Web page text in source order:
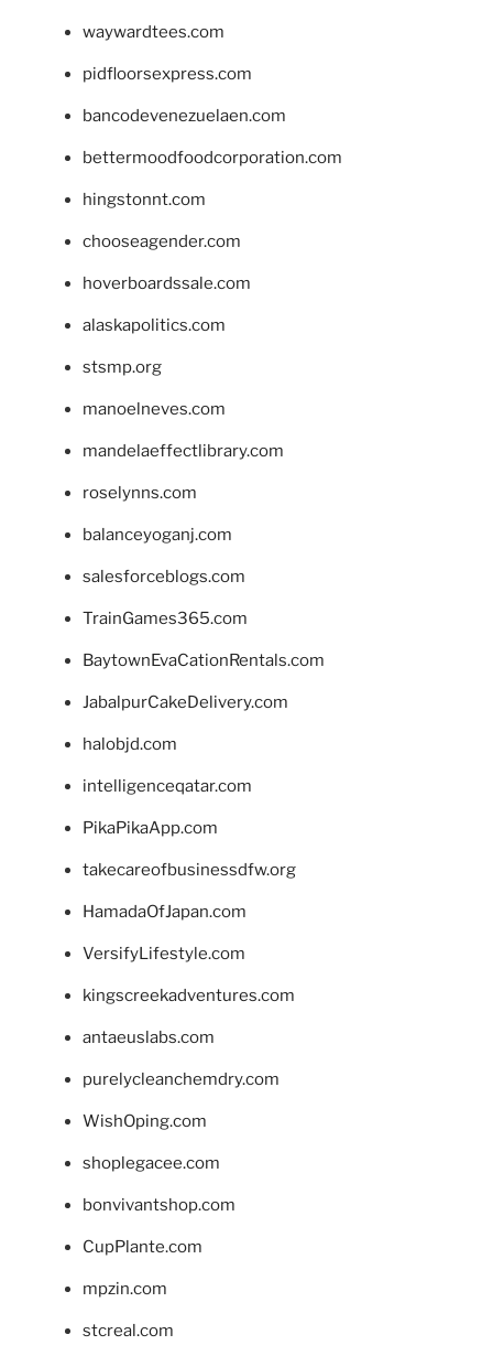
waywardtees.com
pidfloorsexpress.com
bancodevenezuelaen.com
bettermoodfoodcorporation.com
hingstonnt.com
chooseagender.com
hoverboardssale.com
alaskapolitics.com
stsmp.org
manoelneves.com
mandelaeffectlibrary.com
roselynns.com
balanceyoganj.com
salesforceblogs.com
TrainGames365.com
BaytownEvaCationRentals.com
JabalpurCakeDelivery.com
halobjd.com
intelligenceqatar.com
PikaPikaApp.com
takecareofbusinessdfw.org
HamadaOfJapan.com
VersifyLifestyle.com
kingscreekadventures.com
antaeuslabs.com
purelycleanchemdry.com
WishOping.com
shoplegacee.com
bonvivantshop.com
CupPlante.com
mpzin.com
stcreal.com